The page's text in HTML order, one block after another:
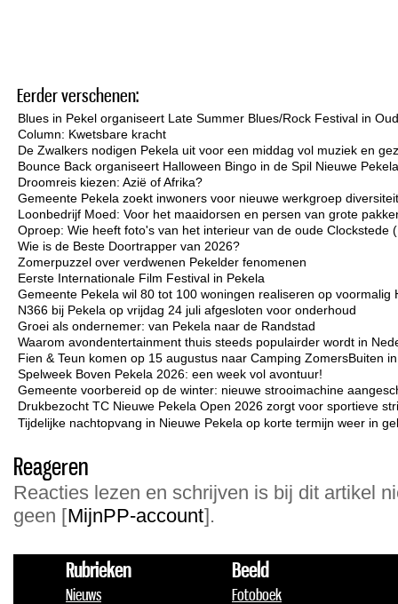
Eerder verschenen:
Blues in Pekel organiseert Late Summer Blues/Rock Festival in
Column: Kwetsbare kracht
De Zwalkers nodigen Pekela uit voor een middag vol muziek en
Bounce Back organiseert Halloween Bingo in de Spil Nieuwe Pekela
Droomreis kiezen: Azië of Afrika?
Gemeente Pekela zoekt inwoners voor nieuwe werkgroep
Loonbedrijf Moed: Voor het maaidorsen en persen van grote
Oproep: Wie heeft foto's van het interieur van de oude Clockstede
Wie is de Beste Doortrapper van 2026?
Zomerpuzzel over verdwenen Pekelder fenomenen
Eerste Internationale Film Festival in Pekela
Gemeente Pekela wil 80 tot 100 woningen realiseren op voormalig
N366 bij Pekela op vrijdag 24 juli afgesloten voor onderhoud
Groei als ondernemer: van Pekela naar de Randstad
Waarom avondentertainment thuis steeds populairder wordt in
Fien & Teun komen op 15 augustus naar Camping ZomersBuiten
Spelweek Boven Pekela 2026: een week vol avontuur!
Gemeente voorbereid op de winter: nieuwe strooimachine
Drukbezocht TC Nieuwe Pekela Open 2026 zorgt voor sportieve
Tijdelijke nachtopvang in Nieuwe Pekela op korte termijn weer in
Reageren
Reacties lezen en schrijven is bij dit artikel
geen [MijnPP-account].
Rubrieken
Nieuws
Beeld
Fotoboek